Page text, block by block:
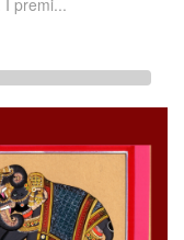
premi...